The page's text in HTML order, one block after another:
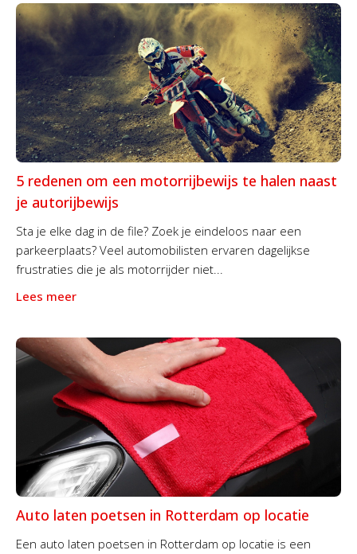
5 redenen om een motorrijbewijs te halen naast
je autorijbewijs
Sta je elke dag in de file? Zoek je eindeloos naar een
parkeerplaats? Veel automobilisten ervaren dagelijkse
frustraties die je als motorrijder niet...
Lees meer
Auto laten poetsen in Rotterdam op locatie
Een auto laten poetsen in Rotterdam op locatie is een